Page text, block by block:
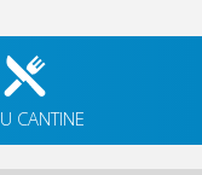
CANTINE